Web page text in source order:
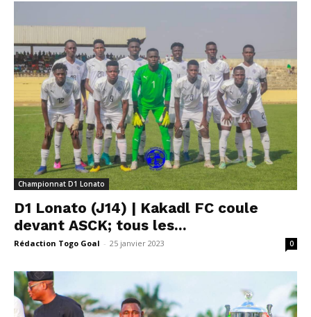
Championnat D1 Lonato
D1 Lonato (J14) | Kakadl FC coule
devant ASCK; tous les...
Rédaction Togo Goal - 25 janvier 2023 0